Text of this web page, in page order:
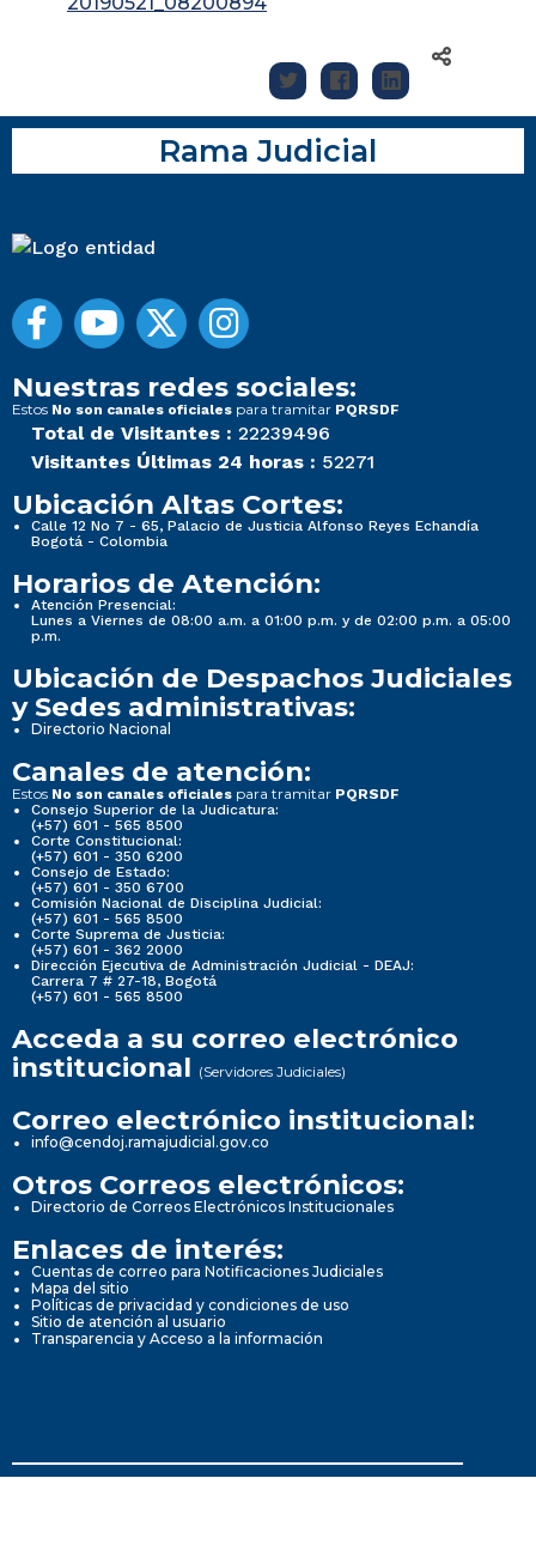
Rama Judicial
Nuestras redes sociales:
Estos No son canales oficiales para tramitar PQRSDF
Total de Visitantes : 22239496
Visitantes Últimas 24 horas : 52271
Ubicación Altas Cortes:
Calle 12 No 7 - 65, Palacio de Justicia Alfonso Reyes Echandía
Bogotá - Colombia
Horarios de Atención:
Atención Presencial:
Lunes a Viernes de 08:00 a.m. a 01:00 p.m. y de 02:00 p.m. a 05:00
p.m.
Ubicación de Despachos Judiciales
y Sedes administrativas:
Directorio Nacional
Canales de atención:
Estos No son canales oficiales para tramitar PQRSDF
Consejo Superior de la Judicatura:
(+57) 601 - 565 8500
Corte Constitucional:
(+57) 601 - 350 6200
Consejo de Estado:
(+57) 601 - 350 6700
Comisión Nacional de Disciplina Judicial:
(+57) 601 - 565 8500
Corte Suprema de Justicia:
(+57) 601 - 362 2000
Dirección Ejecutiva de Administración Judicial - DEAJ:
Carrera 7 # 27-18, Bogotá
(+57) 601 - 565 8500
Acceda a su correo electrónico
institucional (Servidores Judiciales)
Correo electrónico institucional:
info@cendoj.ramajudicial.gov.co
Otros Correos electrónicos:
Directorio de Correos Electrónicos Institucionales
Enlaces de interés:
Cuentas de correo para Notificaciones Judiciales
Mapa del sitio
Políticas de privacidad y condiciones de uso
Sitio de atención al usuario
Transparencia y Acceso a la información